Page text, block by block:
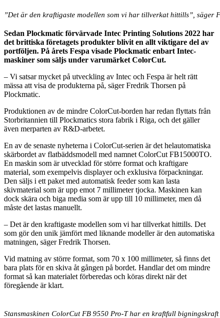
”Det är den kraftigaste modellen som vi har tillverkat hittills”, säger
Sedan Plockmatic förvärvade Intec Printing Solutions 2022 har
det brittiska företagets produkter blivit en allt viktigare del av
portföljen. På årets Fespa visade Plockmatic enbart Intec-
maskiner som säljs under varumärket ColorCut.
– Vi satsar mycket på utveckling av Intec och Fespa är helt rätt
mässa att visa de produkterna på, säger Fredrik Thorsen på
Plockmatic.
Produktionen av de mindre ColorCut-borden har redan flyttats från
Storbritannien till Plockmatics stora fabrik i Riga, och det gäller
även merparten av R&D-arbetet.
En av de senaste nyheterna i ColorCut-serien är det helautomatiska
skärbordet av flatbäddsmodell med namnet ColorCut FB15000TO.
En maskin som är utvecklad för större format och kraftigare
material, som exempelvis displayer och exklusiva förpackningar.
Den säljs i ett paket med automatisk feeder som kan lasta
skivmaterial som är upp emot 7 millimeter tjocka. Maskinen kan
dock skära och biga media som är upp till 10 millimeter, men då
måste det lastas manuellt.
– Det är den kraftigaste modellen som vi har tillverkat hittills. Det
som gör den unik jämfört med liknande modeller är den automatiska
matningen, säger Fredrik Thorsen.
Vid matning av större format, som 70 x 100 millimeter, så finns det
bara plats för en skiva åt gången på bordet. Handlar det om mindre
format så kan materialet förberedas och köras direkt när det
föregående är klart.
Stansmaskinen ColorCut FB 9550 Pro-T har en kraftfull